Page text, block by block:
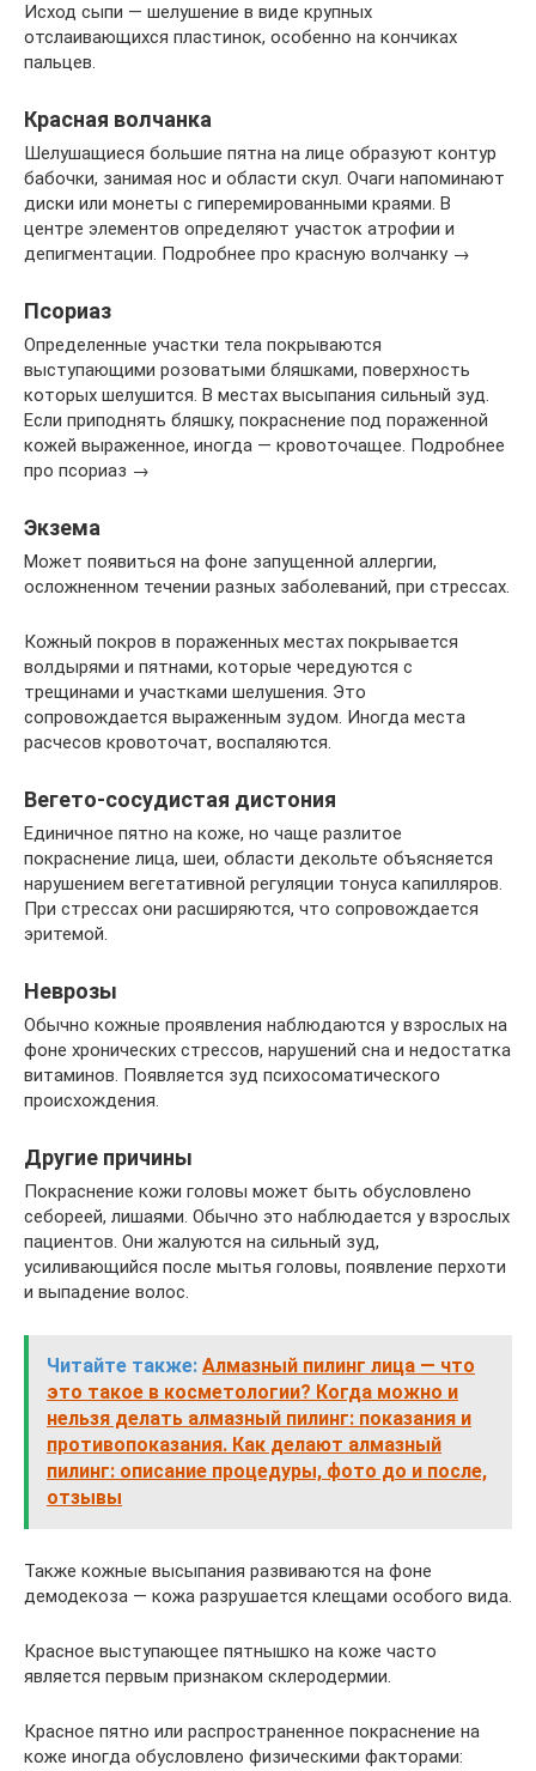
Исход сыпи — шелушение в виде крупных
отслаивающихся пластинок, особенно на кончиках
пальцев.
Красная волчанка
Шелушащиеся большие пятна на лице образуют контур
бабочки, занимая нос и области скул. Очаги напоминают
диски или монеты с гиперемированными краями. В
центре элементов определяют участок атрофии и
депигментации. Подробнее про красную волчанку →
Псориаз
Определенные участки тела покрываются
выступающими розоватыми бляшками, поверхность
которых шелушится. В местах высыпания сильный зуд.
Если приподнять бляшку, покраснение под пораженной
кожей выраженное, иногда — кровоточащее. Подробнее
про псориаз →
Экзема
Может появиться на фоне запущенной аллергии,
осложненном течении разных заболеваний, при стрессах.
Кожный покров в пораженных местах покрывается
волдырями и пятнами, которые чередуются с
трещинами и участками шелушения. Это
сопровождается выраженным зудом. Иногда места
расчесов кровоточат, воспаляются.
Вегето-сосудистая дистония
Единичное пятно на коже, но чаще разлитое
покраснение лица, шеи, области декольте объясняется
нарушением вегетативной регуляции тонуса капилляров.
При стрессах они расширяются, что сопровождается
эритемой.
Неврозы
Обычно кожные проявления наблюдаются у взрослых на
фоне хронических стрессов, нарушений сна и недостатка
витаминов. Появляется зуд психосоматического
происхождения.
Другие причины
Покраснение кожи головы может быть обусловлено
себореей, лишаями. Обычно это наблюдается у взрослых
пациентов. Они жалуются на сильный зуд,
усиливающийся после мытья головы, появление перхоти
и выпадение волос.
Читайте также: Алмазный пилинг лица — что
это такое в косметологии? Когда можно и
нельзя делать алмазный пилинг: показания и
противопоказания. Как делают алмазный
пилинг: описание процедуры, фото до и после,
отзывы
Также кожные высыпания развиваются на фоне
демодекоза — кожа разрушается клещами особого вида.
Красное выступающее пятнышко на коже часто
является первым признаком склеродермии.
Красное пятно или распространенное покраснение на
коже иногда обусловлено физическими факторами: